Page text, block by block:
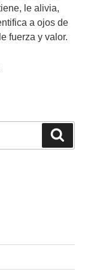
le alivia,
a ojos de
fuerza y valor.